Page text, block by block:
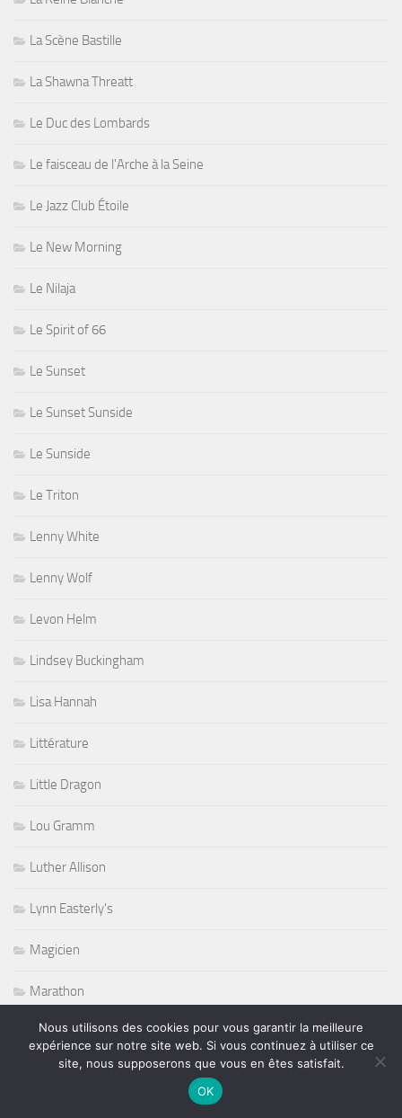
La Scène Bastille
La Shawna Threatt
Le Duc des Lombards
Le faisceau de l'Arche à la Seine
Le Jazz Club Étoile
Le New Morning
Le Nilaja
Le Spirit of 66
Le Sunset
Le Sunset Sunside
Le Sunside
Le Triton
Lenny White
Lenny Wolf
Levon Helm
Lindsey Buckingham
Lisa Hannah
Littérature
Little Dragon
Lou Gramm
Luther Allison
Lynn Easterly's
Magicien
Marathon
Metalcore
Michael Jackson
Nous utilisons des cookies pour vous garantir la meilleure
expérience sur notre site web. Si vous continuez à utiliser ce
site, nous supposerons que vous en êtes satisfait.
OK